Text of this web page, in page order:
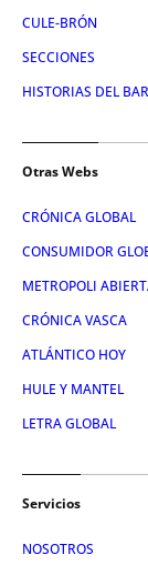
CULE-BRÓN
SECCIONES
HISTORIAS DEL
Otras Webs
CRÓNICA GLOBAL
CONSUMIDOR
METROPOLI
CRÓNICA VASCA
ATLÁNTICO HOY
HULE Y MANTEL
LETRA GLOBAL
Servicios
NOSOTROS